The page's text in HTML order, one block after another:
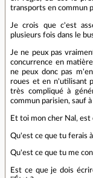
transports en commun
Je crois que c'est
plusieurs fois dans le
Je ne peux pas
concurrence en
ne peux donc pas
roues et en n'utilisant
très compliqué à
commun parisien, sauf
Et toi mon cher Nal, est
Qu'est ce que tu ferais à
Qu'est ce que tu me
Est ce que je dois